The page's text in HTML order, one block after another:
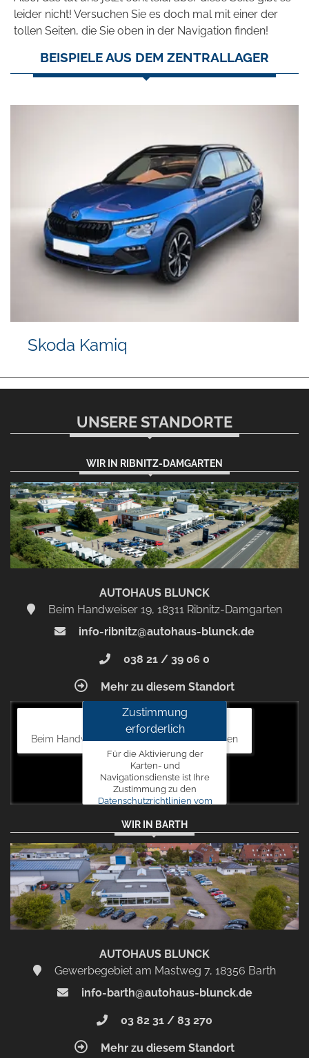
leider nicht! Versuchen Sie es doch mal mit einer der
tollen Seiten, die Sie oben in der Navigation finden!
BEISPIELE AUS DEM ZENTRALLAGER
Skoda Kamiq
UNSERE STANDORTE
WIR IN RIBNITZ-DAMGARTEN
AUTOHAUS BLUNCK
Beim Handweiser 19, 18311 Ribnitz-Damgarten
info-ribnitz@autohaus-blunck.de
038 21 / 39 06 0
Mehr zu diesem Standort
Autohaus Blunck
Beim Handweiser 19, 18311 Ribnitz-Damgarten
Zustimmung
erforderlich
Für die Aktivierung der
Karten- und
Navigationsdienste ist Ihre
Zustimmung zu den
Datenschutzrichtlinien vom
erforderlich.
Zustimmen
und
aktivieren
WIR IN BARTH
AUTOHAUS BLUNCK
Gewerbegebiet am Mastweg 7, 18356 Barth
info-barth@autohaus-blunck.de
03 82 31 / 83 270
Mehr zu diesem Standort